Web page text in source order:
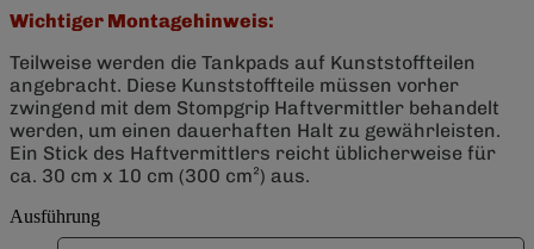
Wichtiger Montagehinweis:
Teilweise werden die Tankpads auf Kunststoffteilen
angebracht. Diese Kunststoffteile müssen vorher
zwingend mit dem Stompgrip Haftvermittler behandelt
werden, um einen dauerhaften Halt zu gewährleisten.
Ein Stick des Haftvermittlers reicht üblicherweise für
ca. 30 cm x 10 cm (300 cm²) aus.
Ausführung